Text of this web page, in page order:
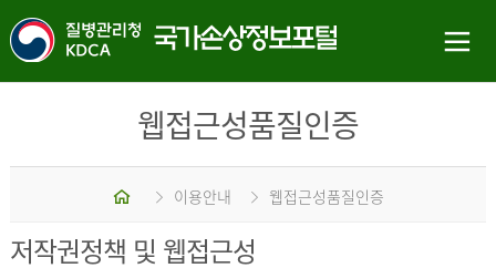
웹접근성품질인증
홈 이용안내 웹접근성품질인증
저작권정책 및 웹접근성